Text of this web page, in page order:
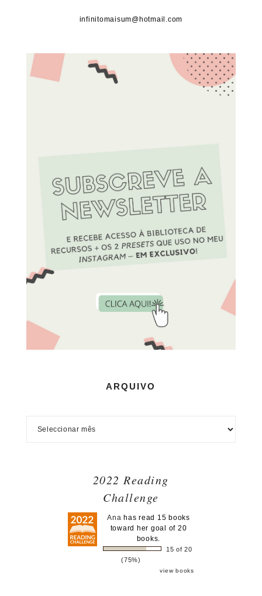
infinitomaisum@hotmail.com
ARQUIVO
2022 Reading
Challenge
Ana has read 15 books
toward her goal of 20
books.
15 of 20
(75%)
view books